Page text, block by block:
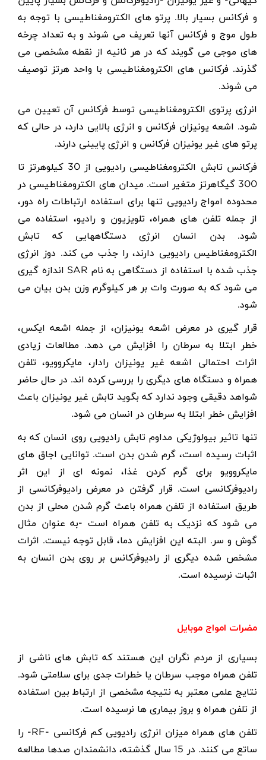
و فرکانس بسیار بالا. پرتو های الکترومغناطیسی با توجه به
طول موج و فرکانس آنها تعریف می شوند و به تعداد چرخه
های موجی می گویند که در هر ثانیه از نقطه مشخصی می
گذرند. فرکانس های الکترومغناطیسی با واحد هرتز توصیف
می شوند.
انرژی پرتوی الکترومغناطیسی توسط فرکانس آن تعیین می
شود. اشعه یونیزان فرکانس و انرژی بالایی دارد، در حالی که
پرتو های غیر یونیزان فرکانس و انرژی پایینی دارند.
فرکانس تابش الکترومغناطیسی رادیویی از 30 کیلوهرتز تا
300 گیگاهرتز متغیر است. میدان های الکترومغناطیسی در
محدوده امواج رادیویی تنها برای استفاده ارتباطات راه دور،
از جمله تلفن های همراه، تلویزیون و رادیو، استفاده می
شود. بدن انسان انرژی دستگاههایی که تابش
الکترومغناطیس رادیویی دارند، را جذب می کند. دوز انرژی
جذب شده با استفاده از دستگاهی به نام SAR اندازه گیری
می شود که به صورت وات بر هر کیلوگرم وزن بدن بیان می
شود.
قرار گیری در معرض اشعه یونیزان، از جمله اشعه ایکس،
خطر ابتلا به سرطان را افزایش می دهد. مطالعات زیادی
اثرات احتمالی اشعه غیر یونیزان رادار، مایکروویو، تلفن
همراه و دستگاه های دیگری را بررسی کرده اند. در حال حاضر
شواهد دقیقی وجود ندارد که بگوید تابش غیر یونیزان باعث
افزایش خطر ابتلا به سرطان در انسان می شود.
تنها تاثیر بیولوژیکی مداوم تابش رادیویی روی انسان که به
اثبات رسیده است، گرم شدن بدن است. توانایی اجاق های
مایکروویو برای گرم کردن غذا، نمونه ای از این اثر
رادیوفرکانسی است. قرار گرفتن در معرض رادیوفرکانسی از
طریق استفاده از تلفن همراه باعث گرم شدن محلی از بدن
می شود که نزدیک به تلفن همراه است -به عنوان مثال
گوش و سر. البته این افزایش دما، قابل توجه نیست. اثرات
مشخص شده دیگری از رادیوفرکانس بر روی بدن انسان به
اثبات نرسیده است.
مضرات امواج موبایل
بسیاری از مردم نگران این هستند که تابش های ناشی از
تلفن همراه موجب سرطان یا خطرات جدی برای سلامتی شود.
نتایج علمی معتبر به نتیجه مشخصی از ارتباط بین استفاده
از تلفن همراه و بروز بیماری ها نرسیده است.
تلفن های همراه میزان انرژی رادیویی کم فرکانسی -RF- را
ساتع می کنند. در 15 سال گذشته، دانشمندان صدها مطالعه